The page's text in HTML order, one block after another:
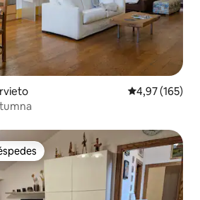
Calificación
4,97 (165)
más destacados